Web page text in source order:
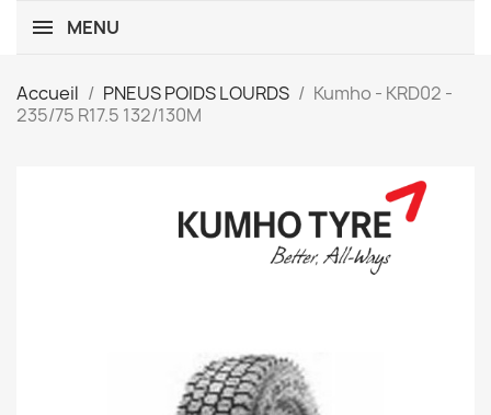
MENU
Accueil PNEUS POIDS LOURDS
Kumho - KRD02 -
235/75 R17.5 132/130M